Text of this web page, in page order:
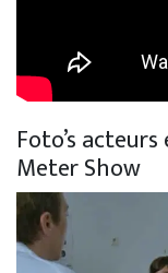
Foto’s
Meter Show